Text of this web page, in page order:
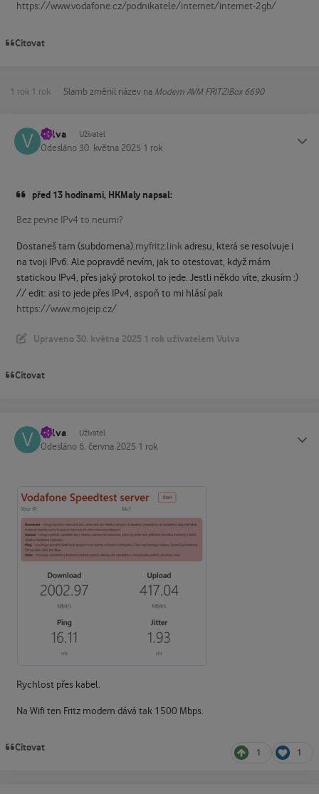
https://www.vodafone.cz/podnikatele/internet/internet-2gb/
Citovat
1 rok 1 rok Slamb změnil název na Modem AVM FRITZ!Box 6690
Vulva Uživatel
Odesláno 30. května 2025 1 rok
před 13 hodinami, HKMaly napsal:
Bez pevne IPv4 to neumi?
Dostaneš tam (subdomena).myfritz.linkadresu, která se resolvuje i
na tvoji IPv6. Ale popravdě nevím, jak to otestovat, když mám
statickou IPv4, přes jaký protokol to jede. Jestli někdo víte, zkusím :)
// edit: asi to jede přes IPv4, aspoň to mi hlásí pak
https://www.mojeip.cz/
Upraveno 30. května 2025 1 rok uživatelem Vulva
Citovat
Vulva Uživatel
Odesláno 6. června 2025 1 rok
Rychlost přes kabel.
Na Wifi ten Fritz modem dává tak 1500 Mbps.
Citovat 1 1